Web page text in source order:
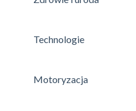
Technologie
Motoryzacja